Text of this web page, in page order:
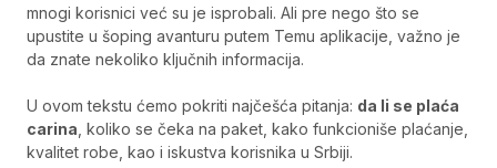
mnogi korisnici već su je isprobali. Ali pre nego što se
upustite u šoping avanturu putem Temu aplikacije, važno je
da znate nekoliko ključnih informacija.
U ovom tekstu ćemo pokriti najčešća pitanja: da li se plaća
carina , koliko se čeka na paket, kako funkcioniše plaćanje,
kvalitet robe, kao i iskustva korisnika u Srbiji.